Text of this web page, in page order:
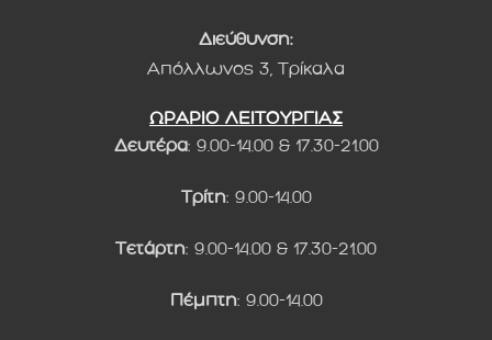
Διεύθυνση:
Απόλλωνος 3, Τρίκαλα
ΩΡΑΡΙΟ ΛΕΙΤΟΥΡΓΙΑΣ
Δευτέρα: 9.00-14.00 & 17.30-21.00
Τρίτη: 9.00-14.00
Τετάρτη: 9.00-14.00 & 17.30-21.00
Πέμπτη: 9.00-14.00